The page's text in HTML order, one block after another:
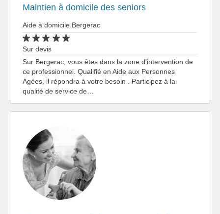
Maintien à domicile des seniors
Aide à domicile Bergerac
Sur devis
Sur Bergerac, vous êtes dans la zone d'intervention de
ce professionnel. Qualifié en Aide aux Personnes
Agées, il répondra à votre besoin . Participez à la
qualité de service de…